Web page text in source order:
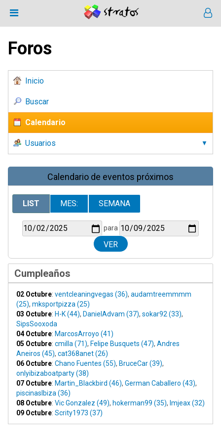
Foros
Inicio
Buscar
Calendario
Usuarios
Calendario de eventos próximos
LIST MES: SEMANA
para
Cumpleaños
02 Octubre: ventcleaningvegas (36), audamtreemmmm
(25), mksportpizza (25)
03 Octubre: H-K (44), DanielAdvam (37), sokar92 (33),
SipsSooxoda
04 Octubre: MarcosArroyo (41)
05 Octubre: cmilla (71), Felipe Busquets (47), Andres
Aneiros (45), cat368anet (26)
06 Octubre: Chano Fuentes (55), BruceCar (39),
onlyibizaboatparty (38)
07 Octubre: Martin_Blackbird (46), German Caballero (43),
piscinasIbiza (36)
08 Octubre: Vic Gonzalez (49), hokerman99 (35), Imjeax (32)
09 Octubre: Scrity1973 (37)